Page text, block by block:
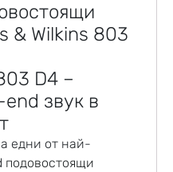
& Wilkins 803
D4 –
звук в
едни от най-
подовостоящи